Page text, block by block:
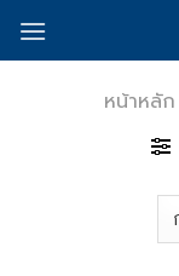
หน้าหลัก